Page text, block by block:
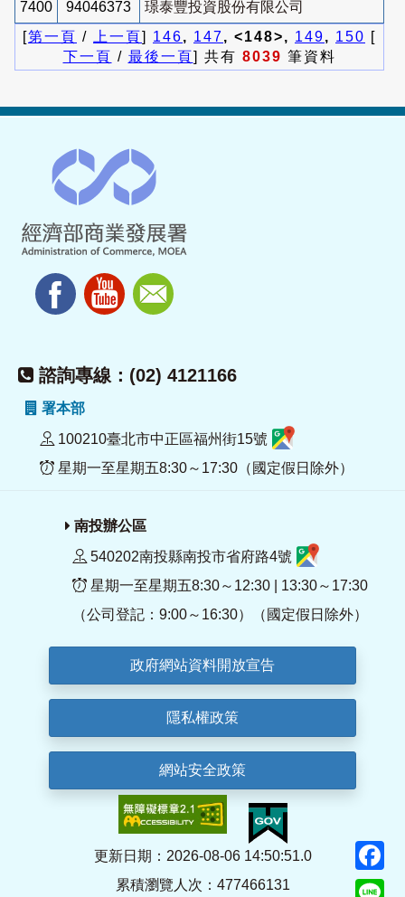
7400 94046373
璟泰豐投資股份有限公司
[第一頁 / 上一頁] 146, 147, <148>, 149, 150 [
下一頁 / 最後一頁] 共有 8039 筆資料
諮詢專線：(02) 4121166
署本部
100210臺北市中正區福州街15號
星期一至星期五8:30～17:30（國定假日除外）
南投辦公區
540202南投縣南投市省府路4號
星期一至星期五8:30～12:30 | 13:30～17:30
（公司登記：9:00～16:30）（國定假日除外）
政府網站資料開放宣告
隱私權政策
網站安全政策
更新日期：2026-08-06 14:50:51.0
累積瀏覽人次：477466131